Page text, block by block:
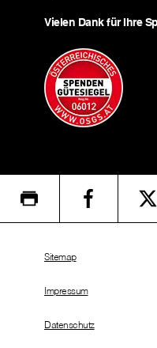
Vielen Dank für Ihre
Sitemap
Impressum
Datenschutz